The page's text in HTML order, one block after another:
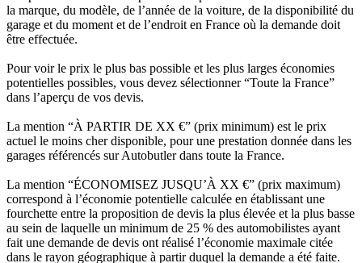
la marque, du modèle, de l’année de la voiture, de la disponibilité du
garage et du moment et de l’endroit en France où la demande doit
être effectuée.
Pour voir le prix le plus bas possible et les plus larges économies
potentielles possibles, vous devez sélectionner “Toute la France”
dans l’aperçu de vos devis.
La mention “À PARTIR DE XX €” (prix minimum) est le prix
actuel le moins cher disponible, pour une prestation donnée dans les
garages référencés sur Autobutler dans toute la France.
La mention “ÉCONOMISEZ JUSQU’À XX €” (prix maximum)
correspond à l’économie potentielle calculée en établissant une
fourchette entre la proposition de devis la plus élevée et la plus basse
au sein de laquelle un minimum de 25 % des automobilistes ayant
fait une demande de devis ont réalisé l’économie maximale citée
dans le rayon géographique à partir duquel la demande a été faite.